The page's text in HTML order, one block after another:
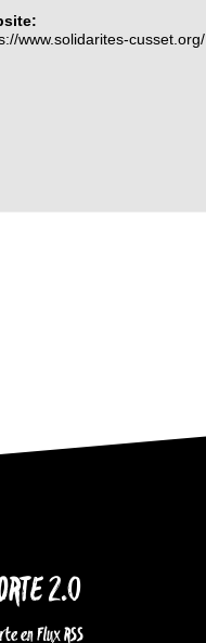
www.solidarites-cusset.org/
2.0
en Flux RSS